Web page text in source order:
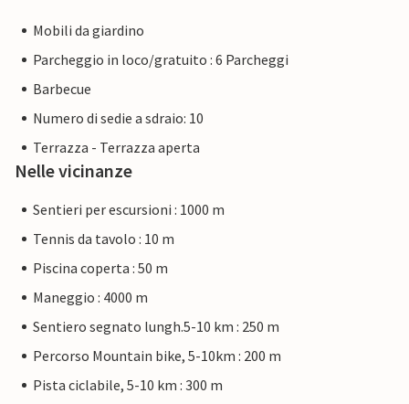
Mobili da giardino
Parcheggio in loco/gratuito : 6 Parcheggi
Barbecue
Numero di sedie a sdraio: 10
Terrazza - Terrazza aperta
Nelle vicinanze
Sentieri per escursioni : 1000 m
Tennis da tavolo : 10 m
Piscina coperta : 50 m
Maneggio : 4000 m
Sentiero segnato lungh.5-10 km : 250 m
Percorso Mountain bike, 5-10km : 200 m
Pista ciclabile, 5-10 km : 300 m